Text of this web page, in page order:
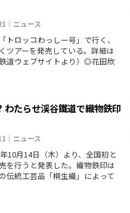
｜ニュース
ロッコわっしー号」で行く、
ツアーを発売している。詳細は
道ウェブサイトより）◎花田欣
わたらせ渓谷鐵道で織物鉄印
｜ニュース
10月14日（木）より、全国初と
を行うと発表した。織物鉄印は
伝統工芸品「桐生織」によって